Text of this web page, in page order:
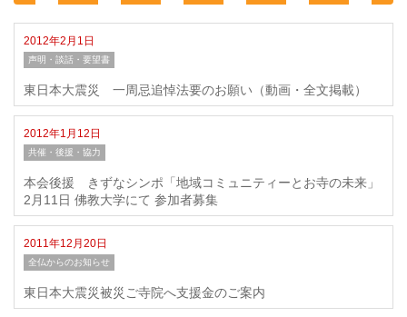
2012年2月1日
声明・談話・要望書
東日本大震災 一周忌追悼法要のお願い（動画・全文掲載）
2012年1月12日
共催・後援・協力
本会後援 きずなシンポ「地域コミュニティーとお寺の未来」
2月11日 佛教大学にて 参加者募集
2011年12月20日
全仏からのお知らせ
東日本大震災被災ご寺院へ支援金のご案内